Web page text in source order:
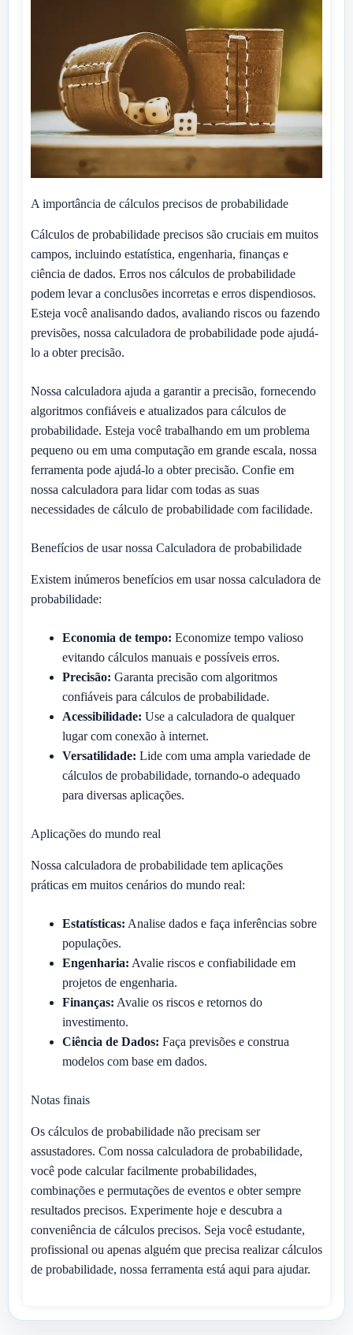
A importância de cálculos precisos de probabilidade
Cálculos de probabilidade precisos são cruciais em muitos
campos, incluindo estatística, engenharia, finanças e
ciência de dados. Erros nos cálculos de probabilidade
podem levar a conclusões incorretas e erros dispendiosos.
Esteja você analisando dados, avaliando riscos ou fazendo
previsões, nossa calculadora de probabilidade pode ajudá-
lo a obter precisão.
Nossa calculadora ajuda a garantir a precisão, fornecendo
algoritmos confiáveis e atualizados para cálculos de
probabilidade. Esteja você trabalhando em um problema
pequeno ou em uma computação em grande escala, nossa
ferramenta pode ajudá-lo a obter precisão. Confie em
nossa calculadora para lidar com todas as suas
necessidades de cálculo de probabilidade com facilidade.
Benefícios de usar nossa Calculadora de probabilidade
Existem inúmeros benefícios em usar nossa calculadora de
probabilidade:
Economia de tempo: Economize tempo valioso
evitando cálculos manuais e possíveis erros.
Precisão: Garanta precisão com algoritmos
confiáveis para cálculos de probabilidade.
Acessibilidade: Use a calculadora de qualquer
lugar com conexão à internet.
Versatilidade: Lide com uma ampla variedade de
cálculos de probabilidade, tornando-o adequado
para diversas aplicações.
Aplicações do mundo real
Nossa calculadora de probabilidade tem aplicações
práticas em muitos cenários do mundo real:
Estatísticas: Analise dados e faça inferências sobre
populações.
Engenharia: Avalie riscos e confiabilidade em
projetos de engenharia.
Finanças: Avalie os riscos e retornos do
investimento.
Ciência de Dados: Faça previsões e construa
modelos com base em dados.
Notas finais
Os cálculos de probabilidade não precisam ser
assustadores. Com nossa calculadora de probabilidade,
você pode calcular facilmente probabilidades,
combinações e permutações de eventos e obter sempre
resultados precisos. Experimente hoje e descubra a
conveniência de cálculos precisos. Seja você estudante,
profissional ou apenas alguém que precisa realizar cálculos
de probabilidade, nossa ferramenta está aqui para ajudar.